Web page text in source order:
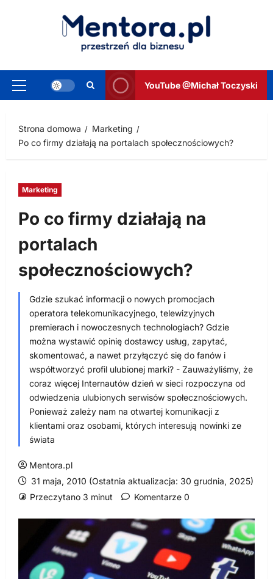
Menu
YouTube @Michał Toczyski
Strona domowa
Marketing
Po co firmy działają na portalach społecznościowych?
Marketing
Po co firmy działają na
portalach
społecznościowych?
Gdzie szukać informacji o nowych promocjach
operatora telekomunikacyjnego, telewizyjnych
premierach i nowoczesnych technologiach? Gdzie
można wystawić opinię dostawcy usług, zapytać,
skomentować, a nawet przyłączyć się do fanów i
współtworzyć profil ulubionej marki? - Zauważyliśmy, że
coraz więcej Internautów dzień w sieci rozpoczyna od
odwiedzenia ulubionych serwisów społecznościowych.
Ponieważ zależy nam na otwartej komunikacji z
klientami oraz osobami, których interesują nowinki ze
świata
Mentora.pl
31 maja, 2010 (Ostatnia aktualizacja: 30 grudnia, 2025)
Przeczytano 3 minut
Komentarze 0